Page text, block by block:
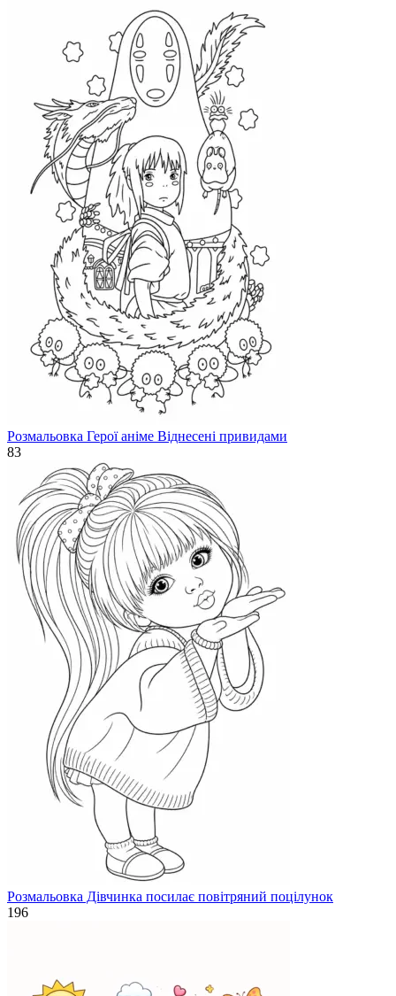
Розмальовка Герої аніме Віднесені привидами
83
Розмальовка Дівчинка посилає повітряний поцілунок
196